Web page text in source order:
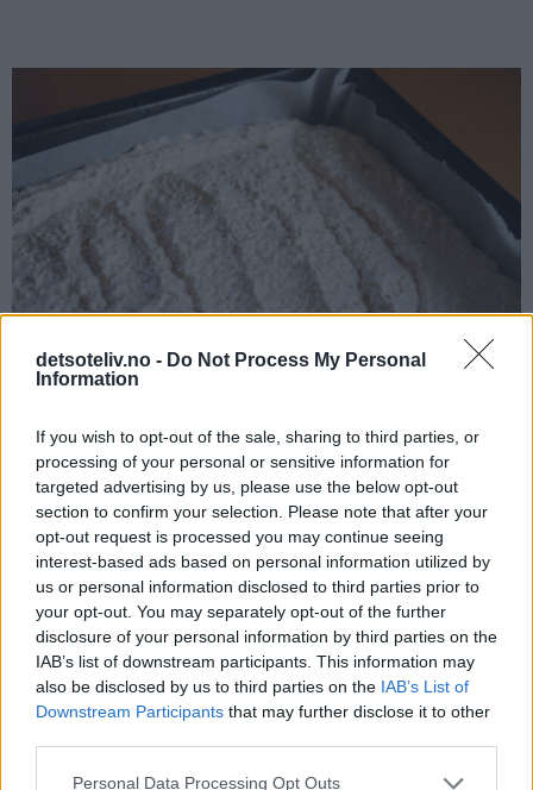
detsoteliv.no - Do Not Process My Personal
Information
If you wish to opt-out of the sale, sharing to third parties, or
processing of your personal or sensitive information for
targeted advertising by us, please use the below opt-out
section to confirm your selection. Please note that after your
opt-out request is processed you may continue seeing
interest-based ads based on personal information utilized by
us or personal information disclosed to third parties prior to
your opt-out. You may separately opt-out of the further
disclosure of your personal information by third parties on the
IAB’s list of downstream participants. This information may
also be disclosed by us to third parties on the IAB’s List of
Downstream Participants that may further disclose it to other
Personal Data Processing Opt Outs
Stek kaken midt i ovnen ved 175°C i 20 minutter. Avkjøl kaken
i langpannen til den er helt kald. Dra så kaken forsiktig over
på en rist (eller la kaken bli i langpannen hvis du har plass til
å sette hele pannen i kjøleskapet eller har kjølerom).